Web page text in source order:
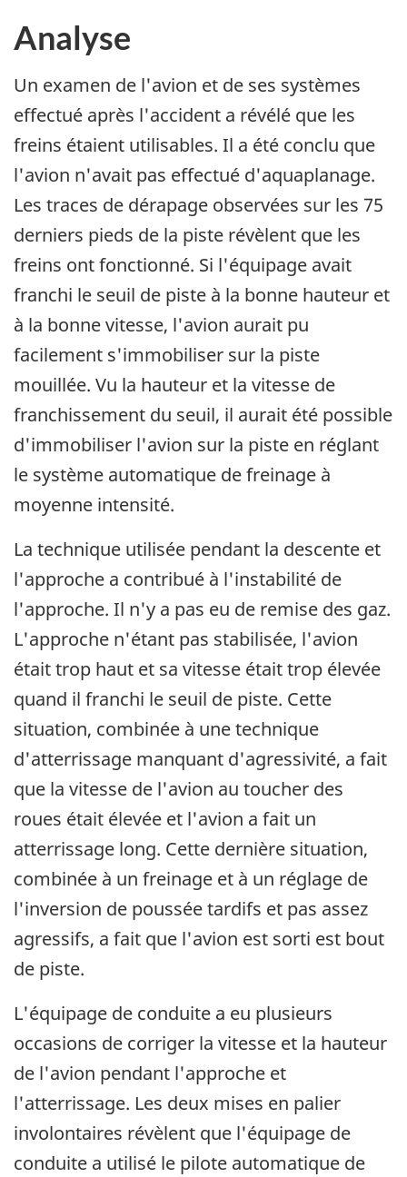
Analyse
Un examen de l'avion et de ses systèmes
effectué après l'accident a révélé que les
freins étaient utilisables. Il a été conclu que
l'avion n'avait pas effectué d'aquaplanage.
Les traces de dérapage observées sur les 75
derniers pieds de la piste révèlent que les
freins ont fonctionné. Si l'équipage avait
franchi le seuil de piste à la bonne hauteur et
à la bonne vitesse, l'avion aurait pu
facilement s'immobiliser sur la piste
mouillée. Vu la hauteur et la vitesse de
franchissement du seuil, il aurait été possible
d'immobiliser l'avion sur la piste en réglant
le système automatique de freinage à
moyenne intensité.
La technique utilisée pendant la descente et
l'approche a contribué à l'instabilité de
l'approche. Il n'y a pas eu de remise des gaz.
L'approche n'étant pas stabilisée, l'avion
était trop haut et sa vitesse était trop élevée
quand il franchi le seuil de piste. Cette
situation, combinée à une technique
d'atterrissage manquant d'agressivité, a fait
que la vitesse de l'avion au toucher des
roues était élevée et l'avion a fait un
atterrissage long. Cette dernière situation,
combinée à un freinage et à un réglage de
l'inversion de poussée tardifs et pas assez
agressifs, a fait que l'avion est sorti est bout
de piste.
L'équipage de conduite a eu plusieurs
occasions de corriger la vitesse et la hauteur
de l'avion pendant l'approche et
l'atterrissage. Les deux mises en palier
involontaires révèlent que l'équipage de
conduite a utilisé le pilote automatique de